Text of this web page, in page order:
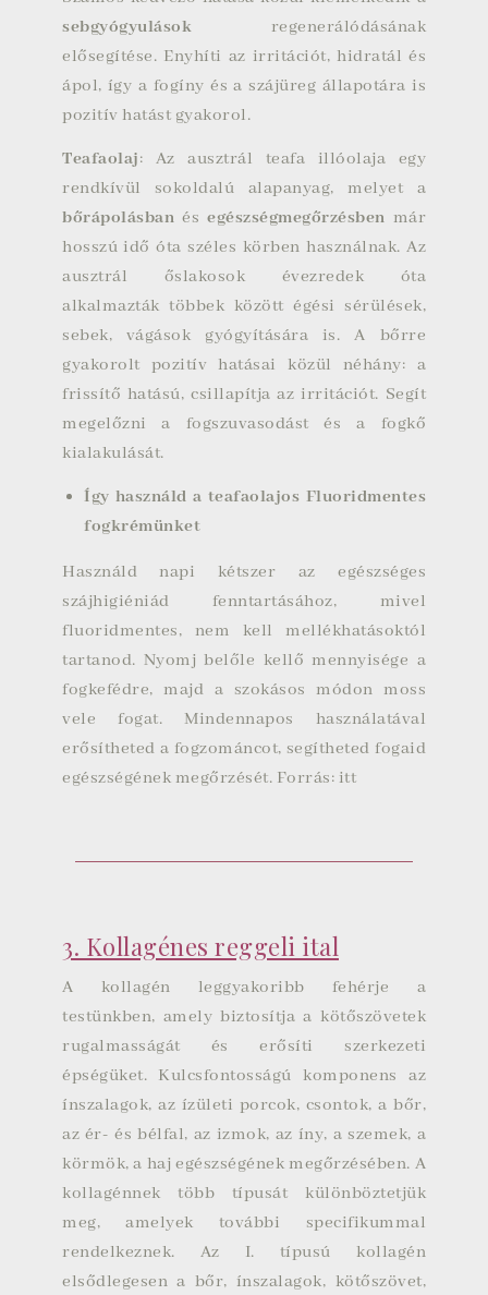
sebgyógyulások regenerálódásának
elősegítése. Enyhíti az irritációt, hidratál és
ápol, így a fogíny és a szájüreg állapotára is
pozitív hatást gyakorol.
Teafaolaj: Az ausztrál teafa illóolaja egy
rendkívül sokoldalú alapanyag, melyet a
bőrápolásban és egészségmegőrzésben már
hosszú idő óta széles körben használnak. Az
ausztrál őslakosok évezredek óta
alkalmazták többek között égési sérülések,
sebek, vágások gyógyítására is. A bőrre
gyakorolt pozitív hatásai közül néhány: a
frissítő hatású, csillapítja az irritációt. Segít
megelőzni a fogszuvasodást és a fogkő
kialakulását.
Így használd a teafaolajos Fluoridmentes
fogkrémünket
Használd napi kétszer az egészséges
szájhigiéniád fenntartásához, mivel
fluoridmentes, nem kell mellékhatásoktól
tartanod. Nyomj belőle kellő mennyisége a
fogkefédre, majd a szokásos módon moss
vele fogat. Mindennapos használatával
erősítheted a fogzománcot, segítheted fogaid
egészségének megőrzését. Forrás: itt
3. Kollagénes reggeli ital
A kollagén leggyakoribb fehérje a
testünkben, amely biztosítja a kötőszövetek
rugalmasságát és erősíti szerkezeti
épségüket. Kulcsfontosságú komponens az
ínszalagok, az ízületi porcok, csontok, a bőr,
az ér- és bélfal, az izmok, az íny, a szemek, a
körmök, a haj egészségének megőrzésében. A
kollagénnek több típusát különböztetjük
meg, amelyek további specifikummal
rendelkeznek. Az I. típusú kollagén
elsődlegesen a bőr, ínszalagok, kötőszövet,